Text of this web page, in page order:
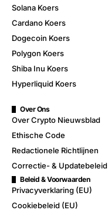
Solana Koers
Cardano Koers
Dogecoin Koers
Polygon Koers
Shiba Inu Koers
Hyperliquid Koers
Over Ons
Over Crypto Nieuwsblad
Ethische Code
Redactionele Richtlijnen
Correctie- & Updatebeleid
Beleid & Voorwaarden
Privacyverklaring (EU)
Cookiebeleid (EU)